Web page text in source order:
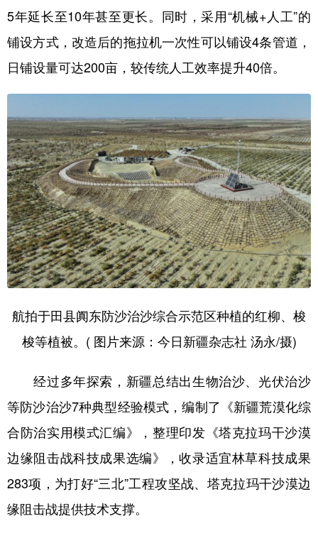
5年延长至10年甚至更长。同时，采用“机械+人工”的
铺设方式，改造后的拖拉机一次性可以铺设4条管道，
日铺设量可达200亩，较传统人工效率提升40倍。
航拍于田县阗东防沙治沙综合示范区种植的红柳、梭
梭等植被。( 图片来源：今日新疆杂志社 汤永/摄)
经过多年探索，新疆总结出生物治沙、光伏治沙
等防沙治沙7种典型经验模式，编制了《新疆荒漠化综
合防治实用模式汇编》，整理印发《塔克拉玛干沙漠
边缘阻击战科技成果选编》，收录适宜林草科技成果
283项，为打好“三北”工程攻坚战、塔克拉玛干沙漠边
缘阻击战提供技术支撑。